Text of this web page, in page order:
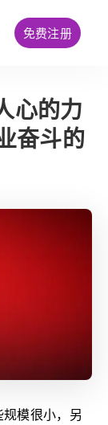
免费注册
心的力
奋斗的
模很小，另